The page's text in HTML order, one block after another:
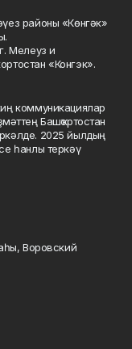
районы «Көнгәк»
Мелеуз и
«Конгэк».
коммуникациялар
Башҡортостан
2025 йылдың
һанлы теркәү
Воровский